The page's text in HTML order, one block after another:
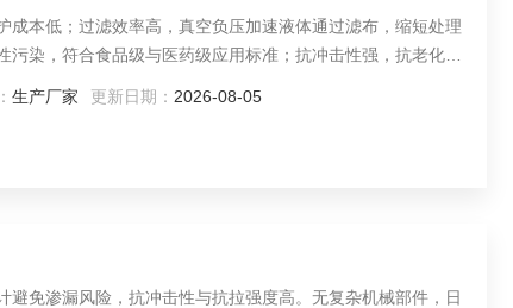
成本低；过滤效率高，真空负压加速液体通过滤布，缩短处理
染，符合食品级与医药级应用标准；抗冲击性强，抗老化性
生产厂家 更新日期： 2026-08-05
避免渗漏风险，抗冲击性与抗拉强度高。无复杂机械部件，日